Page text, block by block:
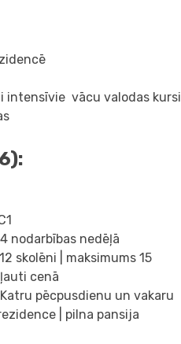
intensīvie vācu valodas kursi
nodarbības nedēļā
skolēni | maksimums 15
cenā
pēcpusdienu un vakaru
| pilna pansija